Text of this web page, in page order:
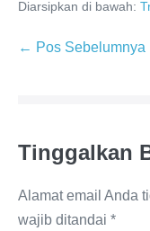
Diarsipkan di bawah:
← Pos Sebelumnya
Tinggalkan
Alamat email Anda
wajib ditandai *